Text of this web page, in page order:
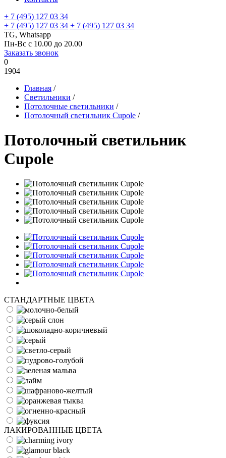
+ 7 (495) 127 03 34
+ 7 (495) 127 03 34 + 7 (495) 127 03 34
TG, Whatsapp
Пн-Вс с 10.00 до 20.00
Заказать звонок
0
1904
Главная /
Светильники /
Потолочные светильники /
Потолочный светильник Cupole /
Потолочный светильник
Cupole
СТАНДАРТНЫЕ ЦВЕТА
ЛАКИРОВАННЫЕ ЦВЕТА